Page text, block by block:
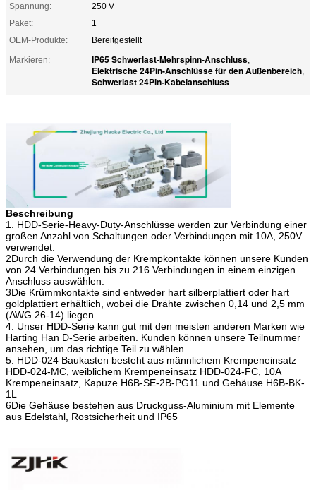
Spannung:
250 V
Paket:
1
OEM-Produkte:
Bereitgestellt
Markieren:
IP65 Schwerlast-Mehrspinn-Anschluss,
Elektrische 24Pin-Anschlüsse für den Außenbereich,
Schwerlast 24Pin-Kabelanschluss
Beschreibung
1. HDD-Serie-Heavy-Duty-Anschlüsse werden zur Verbindung einer
großen Anzahl von Schaltungen oder Verbindungen mit 10A, 250V
verwendet.
2Durch die Verwendung der Krempkontakte können unsere Kunden
von 24 Verbindungen bis zu 216 Verbindungen in einem einzigen
Anschluss auswählen.
3Die Krümmkontakte sind entweder hart silberplattiert oder hart
goldplattiert erhältlich, wobei die Drähte zwischen 0,14 und 2,5 mm
(AWG 26-14) liegen.
4. Unser HDD-Serie kann gut mit den meisten anderen Marken wie
Harting Han D-Serie arbeiten. Kunden können unsere Teilnummer
ansehen, um das richtige Teil zu wählen.
5. HDD-024 Baukasten besteht aus männlichem Krempeneinsatz
HDD-024-MC, weiblichem Krempeneinsatz HDD-024-FC, 10A
Krempeneinsatz, Kapuze H6B-SE-2B-PG11 und Gehäuse H6B-BK-
1L
6Die Gehäuse bestehen aus Druckguss-Aluminium mit Elemente
aus Edelstahl, Rostsicherheit und IP65